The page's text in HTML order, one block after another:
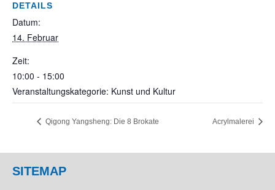
DETAILS
Datum:
14. Februar
Zeit:
10:00 - 15:00
Veranstaltungskategorie: Kunst und Kultur
Qigong Yangsheng: Die 8 Brokate Acrylmalerei
SITEMAP